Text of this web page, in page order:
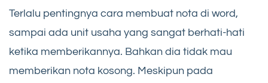
Terlalu pentingnya cara membuat nota di word,
sampai ada unit usaha yang sangat berhati-hati
ketika memberikannya. Bahkan dia tidak mau
memberikan nota kosong. Meskipun pada